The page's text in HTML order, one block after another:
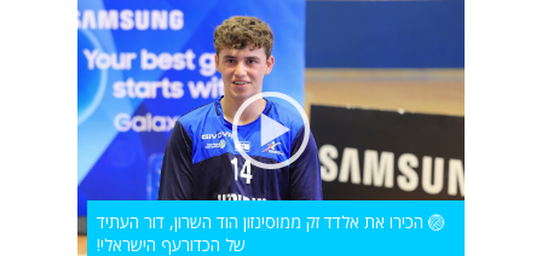
🏐 הכירו את אלדד זק ממוסינזון הוד השרון, דור העתיד
של הכדורעף הישראלי!